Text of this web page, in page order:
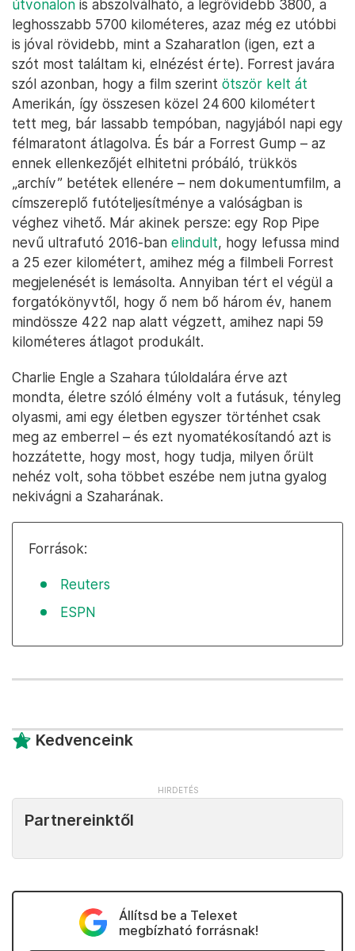
útvonalon is abszolválható, a legrövidebb 3800, a
leghosszabb 5700 kilométeres, azaz még ez utóbbi
is jóval rövidebb, mint a Szaharatlon (igen, ezt a
szót most találtam ki, elnézést érte). Forrest javára
szól azonban, hogy a film szerint ötször kelt át
Amerikán, így összesen közel 24 600 kilométert
tett meg, bár lassabb tempóban, nagyjából napi egy
félmaratont átlagolva. És bár a Forrest Gump – az
ennek ellenkezőjét elhitetni próbáló, trükkös
„archív” betétek ellenére – nem dokumentumfilm, a
címszereplő futóteljesítménye a valóságban is
véghez vihető. Már akinek persze: egy Rop Pipe
nevű ultrafutó 2016-ban elindult, hogy lefussa mind
a 25 ezer kilométert, amihez még a filmbeli Forrest
megjelenését is lemásolta. Annyiban tért el végül a
forgatókönyvtől, hogy ő nem bő három év, hanem
mindössze 422 nap alatt végzett, amihez napi 59
kilométeres átlagot produkált.
Charlie Engle a Szahara túloldalára érve azt
mondta, életre szóló élmény volt a futásuk, tényleg
olyasmi, ami egy életben egyszer történhet csak
meg az emberrel – és ezt nyomatékosítandó azt is
hozzátette, hogy most, hogy tudja, milyen őrült
nehéz volt, soha többet eszébe nem jutna gyalog
nekivágni a Szaharának.
Források:
Reuters
ESPN
Kedvenceink
Partnereinktől
Állítsd be a Telexet
megbízható forrásnak!